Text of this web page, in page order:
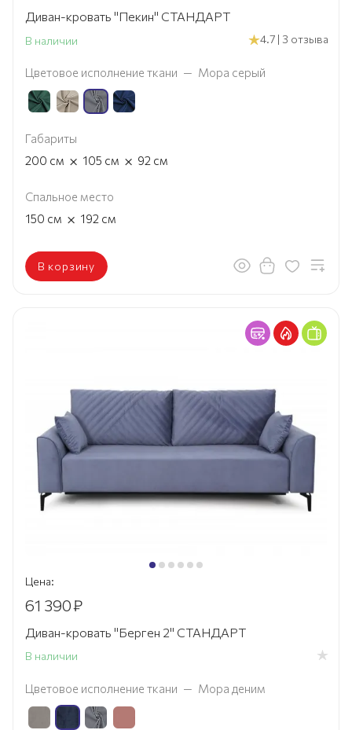
Диван-кровать "Пекин" СТАНДАРТ
В наличии 4.7 | 3 отзыва
Цветовое исполнение ткани — Мора серый
Габариты
200 см × 105 см × 92 см
Спальное место
150 см × 192 см
В корзину
Цена:
61 390₽
Диван-кровать "Берген 2" СТАНДАРТ
В наличии
Цветовое исполнение ткани — Мора деним